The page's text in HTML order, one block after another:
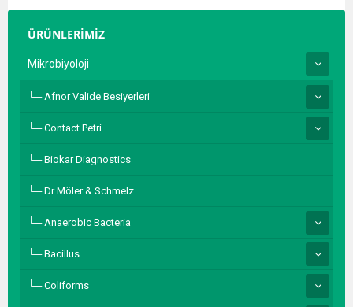
ÜRÜNLERİMİZ
Mikrobiyoloji
Afnor Valide Besiyerleri
Contact Petri
Biokar Diagnostics
Dr Möler & Schmelz
Anaerobic Bacteria
Bacillus
Coliforms